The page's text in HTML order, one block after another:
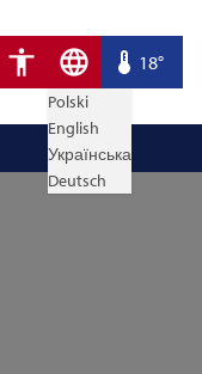
Polski
English
Українська
Deutsch
18°